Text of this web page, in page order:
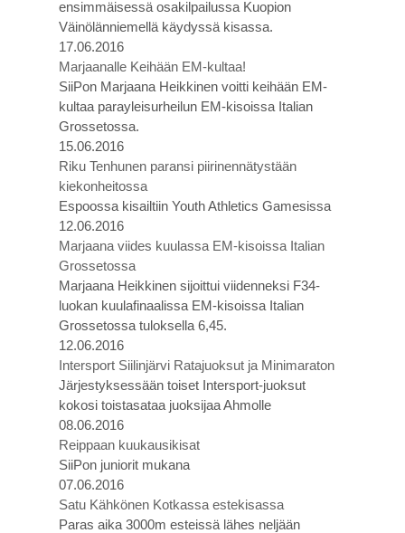
ensimmäisessä osakilpailussa Kuopion
Väinölänniemellä käydyssä kisassa.
17.06.2016
Marjaanalle Keihään EM-kultaa!
SiiPon Marjaana Heikkinen voitti keihään EM-
kultaa parayleisurheilun EM-kisoissa Italian
Grossetossa.
15.06.2016
Riku Tenhunen paransi piirinennätystään
kiekonheitossa
Espoossa kisailtiin Youth Athletics Gamesissa
12.06.2016
Marjaana viides kuulassa EM-kisoissa Italian
Grossetossa
Marjaana Heikkinen sijoittui viidenneksi F34-
luokan kuulafinaalissa EM-kisoissa Italian
Grossetossa tuloksella 6,45.
12.06.2016
Intersport Siilinjärvi Ratajuoksut ja Minimaraton
Järjestyksessään toiset Intersport-juoksut
kokosi toistasataa juoksijaa Ahmolle
08.06.2016
Reippaan kuukausikisat
SiiPon juniorit mukana
07.06.2016
Satu Kähkönen Kotkassa estekisassa
Paras aika 3000m esteissä lähes neljään